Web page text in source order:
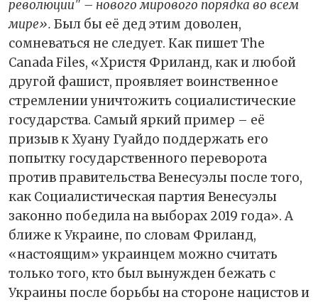
революции" – нового мирового порядка во всем
мире». Был бы её дед этим доволен,
сомневаться не следует. Как пишет The
Canada Files, «Христя Фриланд, как и любой
другой фашист, проявляет воинственное
стремлении уничтожить социалистические
государства. Самый яркий пример – её
призыв к Хуану Гуайдо поддержать его
попытку государственного переворота
против правительства Венесуэлы после того,
как Социалистическая партия Венесуэлы
законно победила на выборах 2019 года». А
ближе к Украине, по словам Фриланд,
«настоящим» украинцем можно считать
только того, кто был вынужден бежать с
Украины после борьбы на стороне нацистов и